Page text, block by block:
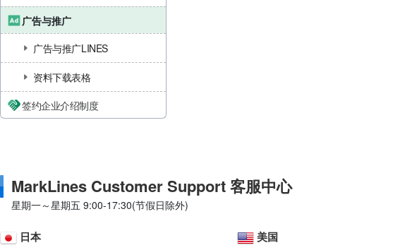
广告与推广
广告与推广LINES
资料下载表格
签约企业介绍制度
MarkLines Customer Support 客服中心
星期一～星期五 9:00-17:30(节假日除外)
日本 美国